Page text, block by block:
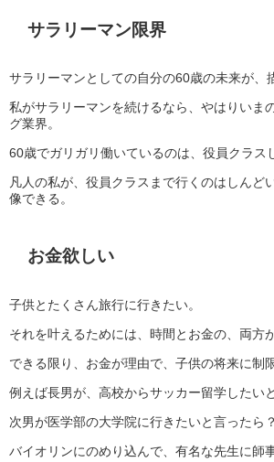
サラリーマン限界
サラリーマンとしての自分の60歳の未来が、
私がサラリーマンを続けるなら、やはりいま
グ業界。
60歳でガリガリ働いているのは、役員クラス
凡人の私が、役員クラスまで行くのはしんど
像できる。
お金欲しい
子供とたくさん旅行に行きたい。
それを叶えるためには、時間とお金の、両方
できる限り、お金が理由で、子供の将来に制
例えば長男が、高校からサッカー留学したい
次男が医学部の大学院に行きたいと言ったら？
バイオリンにのめり込んで、有名な先生に師